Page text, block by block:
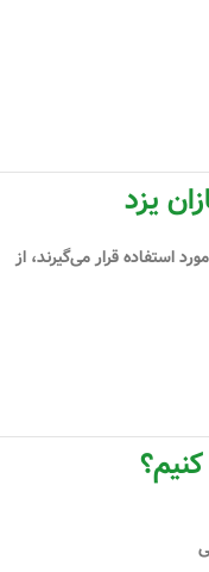
یزد
استفاده قرار می‌گیرند، از